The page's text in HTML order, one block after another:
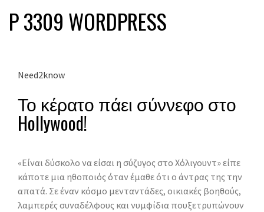
P 3309 WORDPRESS
Need2know
Το κέρατο πάει σύννεφο στο
Hollywood!
«Είναι δύσκολο να είσαι η σύζυγος στο Χόλιγουντ» είπε
κάποτε μια ηθοποιός όταν έμαθε ότι ο άντρας της την
απατά. Σε έναν κόσμο μενταντάδες, οικιακές βοηθούς,
λαμπερές συναδέλφους και νυμφίδια πουξετρυπώνουν